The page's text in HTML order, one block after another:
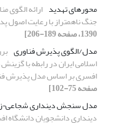
محورهای تهدید ارائه الگوی
جنگ ناهمتراز با رعایت اصول
1390، صفحه 189-206]
مدل/الگوی پذیرش فناوری
اسلامی ایران در رابطه با
افسری بر اساس مدل پذیرش
صفحه 75-102]
مدل سنجش دینداری
دینداری دانشجویان دانشگاه